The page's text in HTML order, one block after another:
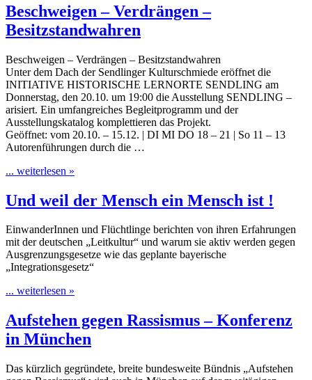
Beschweigen – Verdrängen –
Besitzstandwahren
Beschweigen – Verdrängen – Besitzstandwahren
Unter dem Dach der Sendlinger Kulturschmiede eröffnet die
INITIATIVE HISTORISCHE LERNORTE SENDLING am
Donnerstag, den 20.10. um 19:00 die Ausstellung SENDLING –
arisiert. Ein umfangreiches Begleitprogramm und der
Ausstellungskatalog komplettieren das Projekt.
Geöffnet: vom 20.10. – 15.12. | DI MI DO 18 – 21 | So 11 – 13
Autorenführungen durch die …
... weiterlesen »
Und weil der Mensch ein Mensch ist !
EinwanderInnen und Flüchtlinge berichten von ihren Erfahrungen
mit der deutschen „Leitkultur“ und warum sie aktiv werden gegen
Ausgrenzungsgesetze wie das geplante bayerische
„Integrationsgesetz“
... weiterlesen »
Aufstehen gegen Rassismus – Konferenz
in München
Das kürzlich gegründete, breite bundesweite Bündnis „Aufstehen